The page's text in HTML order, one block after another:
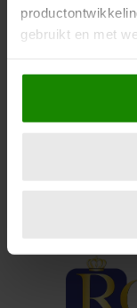
gebruikt en met
Als u het
Informatie
locatie, die
scannen op
verwerkt en stel
intrekken in de
We gebruiken